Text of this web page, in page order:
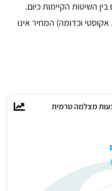
השיטות הקיימות כיום.
אקוסטי וכדומה) המחיר אינו
מצלמה טרמית